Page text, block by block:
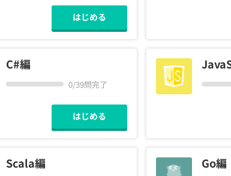
はじめる
C#編
0/39問完了
はじめる
Scala編 Go編